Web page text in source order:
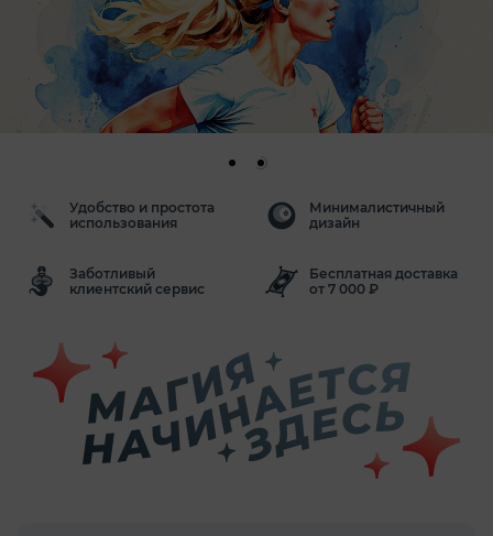
Удобство и простота
использования
Минималистичный
дизайн
Заботливый
клиентский сервис
Бесплатная доставка
от 7 000 ₽